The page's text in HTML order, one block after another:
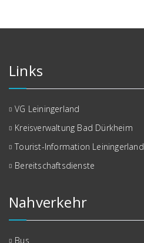
Links
VG Leiningerland
Kreisverwaltung Bad Dürkheim
Tourist-Information Leiningerland
Bereitschaftsdienste
Nahverkehr
Bus